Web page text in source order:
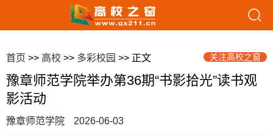
首页 >> 高校 >> 多彩校园 >> 正文 关注高校之窗
豫章师范学院举办第36期“书影拾光”读书观
影活动
豫章师范学院 2026-06-03